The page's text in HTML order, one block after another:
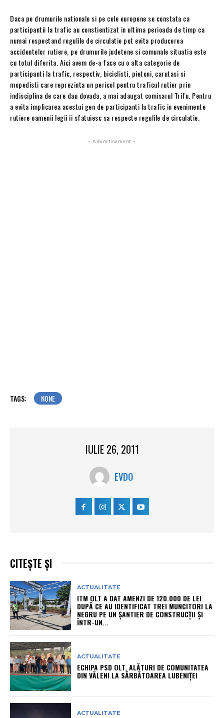
Daca pe drumurile nationale si pe cele europene se constata ca
participantii la trafic au constientizat in ultima perioada de timp ca
numai respectand regulile de circulatie pot evita producerea
accidentelor rutiere, pe drumurile judetene si comunale situatia este
cu totul diferita. Aici avem de-a face cu o alta categorie de
participanti la trafic, respectiv, biciclisti, pietoni, carutasi si
mopedisti care reprezinta un pericol pentru traficul rutier prin
indisciplina de care dau dovada, a mai adaugat comisarul Trifu. Pentru
a evita implicarea acestui gen de participanti la trafic in evenimente
rutiere oamenii legii ii sfatuiesc sa respecte regulile de circulatie.
- Advertisement -
TAGS: NONE
IULIE 26, 2011
EVDO
CITEȘTE ȘI
ACTUALITATE
ITM OLT A DAT AMENZI DE 120.000 DE LEI
DUPĂ CE AU IDENTIFICAT TREI MUNCITORI LA
NEGRU PE UN ȘANTIER DE CONSTRUCȚII ȘI
ÎNTR-UN...
ACTUALITATE
ECHIPA PSD OLT, ALĂTURI DE COMUNITATEA
DIN VĂLENI LA SĂRBĂTOAREA LUBENIȚEI
ACTUALITATE